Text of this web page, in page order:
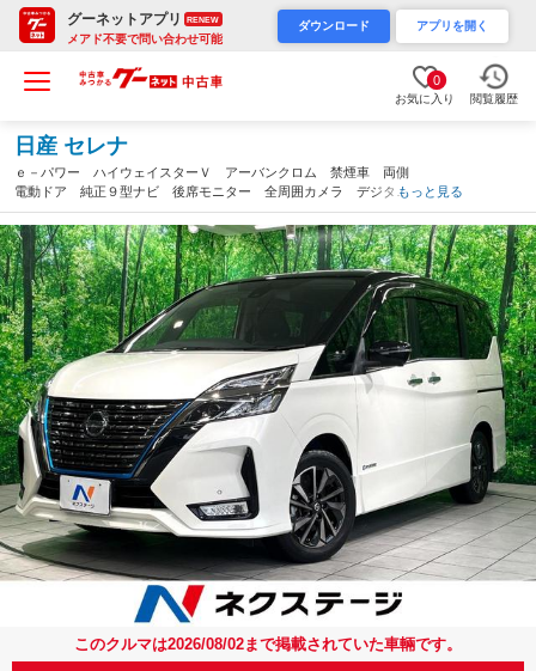
グーネットアプリ RENEW
メアド不要で問い合わせ可能
ダウンロード アプリを開く
0
お気に入り 閲覧履歴
日産 セレナ
ｅ－パワー ハイウェイスターＶ アーバンクロム 禁煙車 両側
電動ドア 純正９型ナビ 後席モニター 全周囲カメラ デジタル
インナーミラー ブラインドスポットモニター 衝突被害軽減シス
テム レーダークルーズ シートヒーター ドラレコ ＬＥＤ Ｅ
ＴＣ（大分県）
もっと見る
このクルマは2026/08/02まで掲載されていた車輛です。